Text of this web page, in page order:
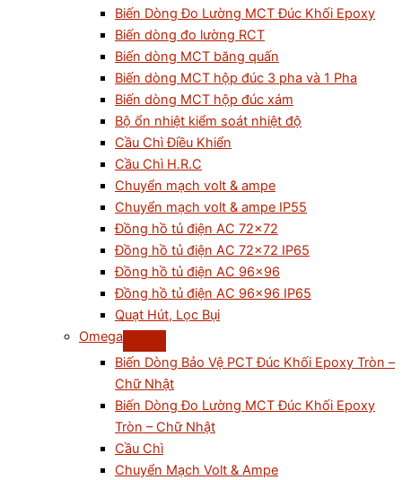
Biến Dòng Đo Lường MCT Đúc Khối Epoxy
Biến dòng đo lường RCT
Biến dòng MCT băng quấn
Biến dòng MCT hộp đúc 3 pha và 1 Pha
Biến dòng MCT hộp đúc xám
Bộ ổn nhiệt kiểm soát nhiệt độ
Cầu Chì Điều Khiển
Cầu Chì H.R.C
Chuyển mạch volt & ampe
Chuyển mạch volt & ampe IP55
Đồng hồ tủ điện AC 72×72
Đồng hồ tủ điện AC 72×72 IP65
Đồng hồ tủ điện AC 96×96
Đồng hồ tủ điện AC 96×96 IP65
Quạt Hút, Lọc Bụi
Omega
Biến Dòng Bảo Vệ PCT Đúc Khối Epoxy Tròn –
Chữ Nhật
Biến Dòng Đo Lường MCT Đúc Khối Epoxy
Tròn – Chữ Nhật
Cầu Chì
Chuyển Mạch Volt & Ampe